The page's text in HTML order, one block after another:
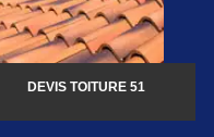
DEVIS TOITURE 51